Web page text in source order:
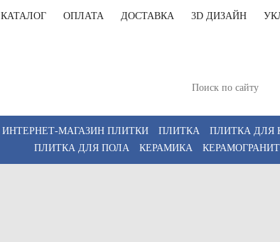
КАТАЛОГ ОПЛАТА ДОСТАВКА 3D ДИЗАЙН
ИНТЕРНЕТ-МАГАЗИН ПЛИТКИ ПЛИТКА ПЛИТКА ДЛЯ
ПЛИТКА ДЛЯ ПОЛА
КЕРАМИКА КЕРАМОГРАНИТ